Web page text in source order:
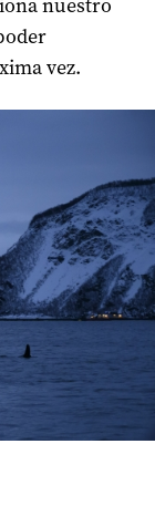
nuestro
vez.